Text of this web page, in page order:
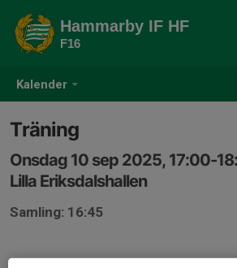
Kalender
Hammarby IF HF
F16
Träning
Onsdag 10 sep 2025, 17:00-
Lilla Eriksdalshallen
Samling: 16:45